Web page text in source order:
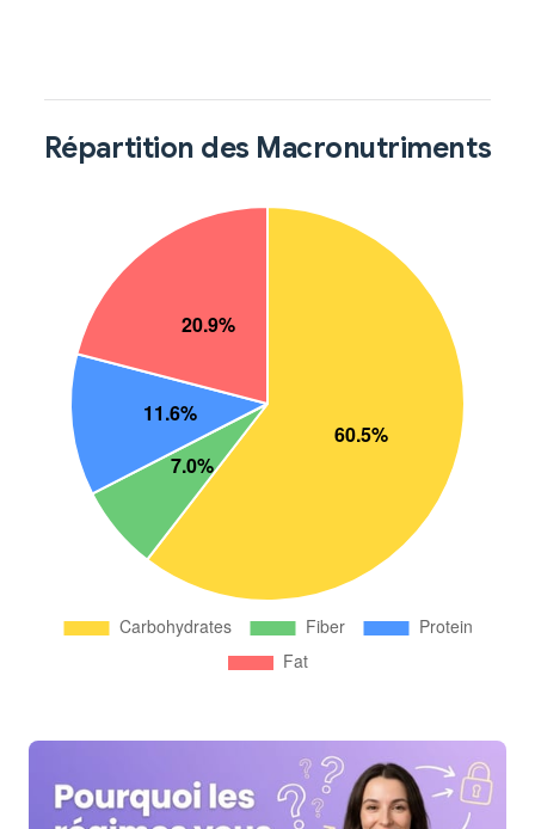
Répartition des Macronutriments